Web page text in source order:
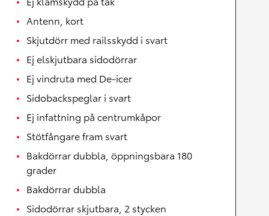
Antenn, kort
Skjutdörr med railsskydd i svart
Ej elskjutbara sidodörrar
Ej vindruta med De-icer
Sidobackspeglar i svart
Ej infattning på centrumkåpor
Stötfångare fram svart
Bakdörrar dubbla, öppningsbara 180
grader
Bakdörrar dubbla
Sidodörrar skjutbara, 2 stycken